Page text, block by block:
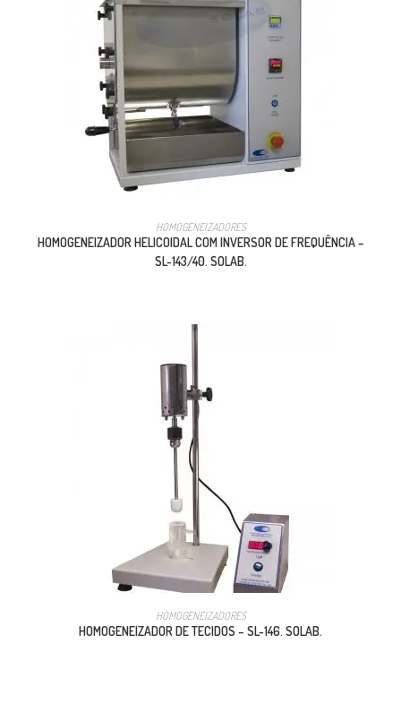
HOMOGENEIZADORES
HOMOGENEIZADOR HELICOIDAL COM INVERSOR DE FREQUÊNCIA –
SL-143/40. SOLAB.
HOMOGENEIZADORES
HOMOGENEIZADOR DE TECIDOS – SL-146. SOLAB.